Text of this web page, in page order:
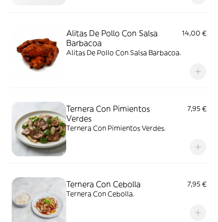
Alitas De Pollo Con Salsa
Barbacoa
14,00 €
Alitas De Pollo Con Salsa Barbacoa.
Ternera Con Pimientos
Verdes
7,95 €
Ternera Con Pimientos Verdes.
Ternera Con Cebolla
7,95 €
Ternera Con Cebolla.